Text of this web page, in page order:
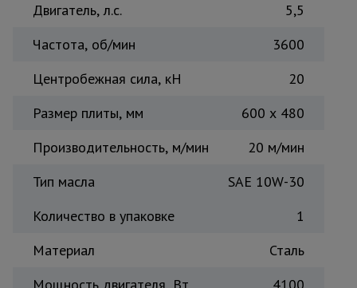
Двигатель, л.с.
5,5
Частота, об/мин
3600
Центробежная сила, кН
20
Размер плиты, мм
600 x 480
Производительность, м/мин
20 м/мин
Тип масла
SAE 10W-30
Количество в упаковке
1
Материал
Сталь